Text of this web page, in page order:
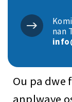
Ou pa dwe
anplwaye
nan